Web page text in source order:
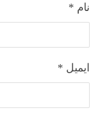
نام *
ایمیل *